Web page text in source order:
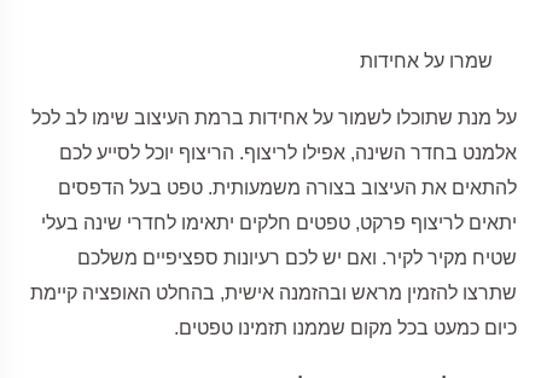
שמרו על אחידות
על מנת שתוכלו לשמור על אחידות ברמת העיצוב שימו לב לכל
אלמנט בחדר השינה, אפילו לריצוף. הריצוף יוכל לסייע לכם
להתאים את העיצוב בצורה משמעותית. טפט בעל הדפסים
יתאים לריצוף פרקט, טפטים חלקים יתאימו לחדרי שינה בעלי
שטיח מקיר לקיר. ואם יש לכם רעיונות ספציפיים משלכם
שתרצו להזמין מראש ובהזמנה אישית, בהחלט האופציה קיימת
כיום כמעט בכל מקום שממנו תזמינו טפטים.